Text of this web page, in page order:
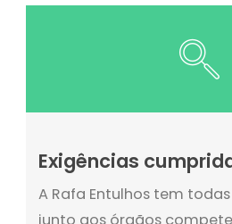
Exigências
A Rafa Entulhos tem
junto aos órgãos